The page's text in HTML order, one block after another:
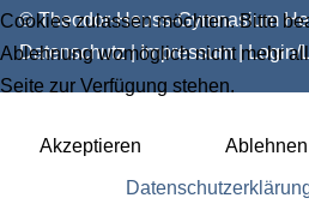
© Theodor-Heuss-Gymnasium
Datenschutz|Impressum|Login/
Cookies zulassen möchten. Bitte
Ablehnung womöglich nicht mehr
Seite zur Verfügung stehen.
Akzeptieren Ablehnen